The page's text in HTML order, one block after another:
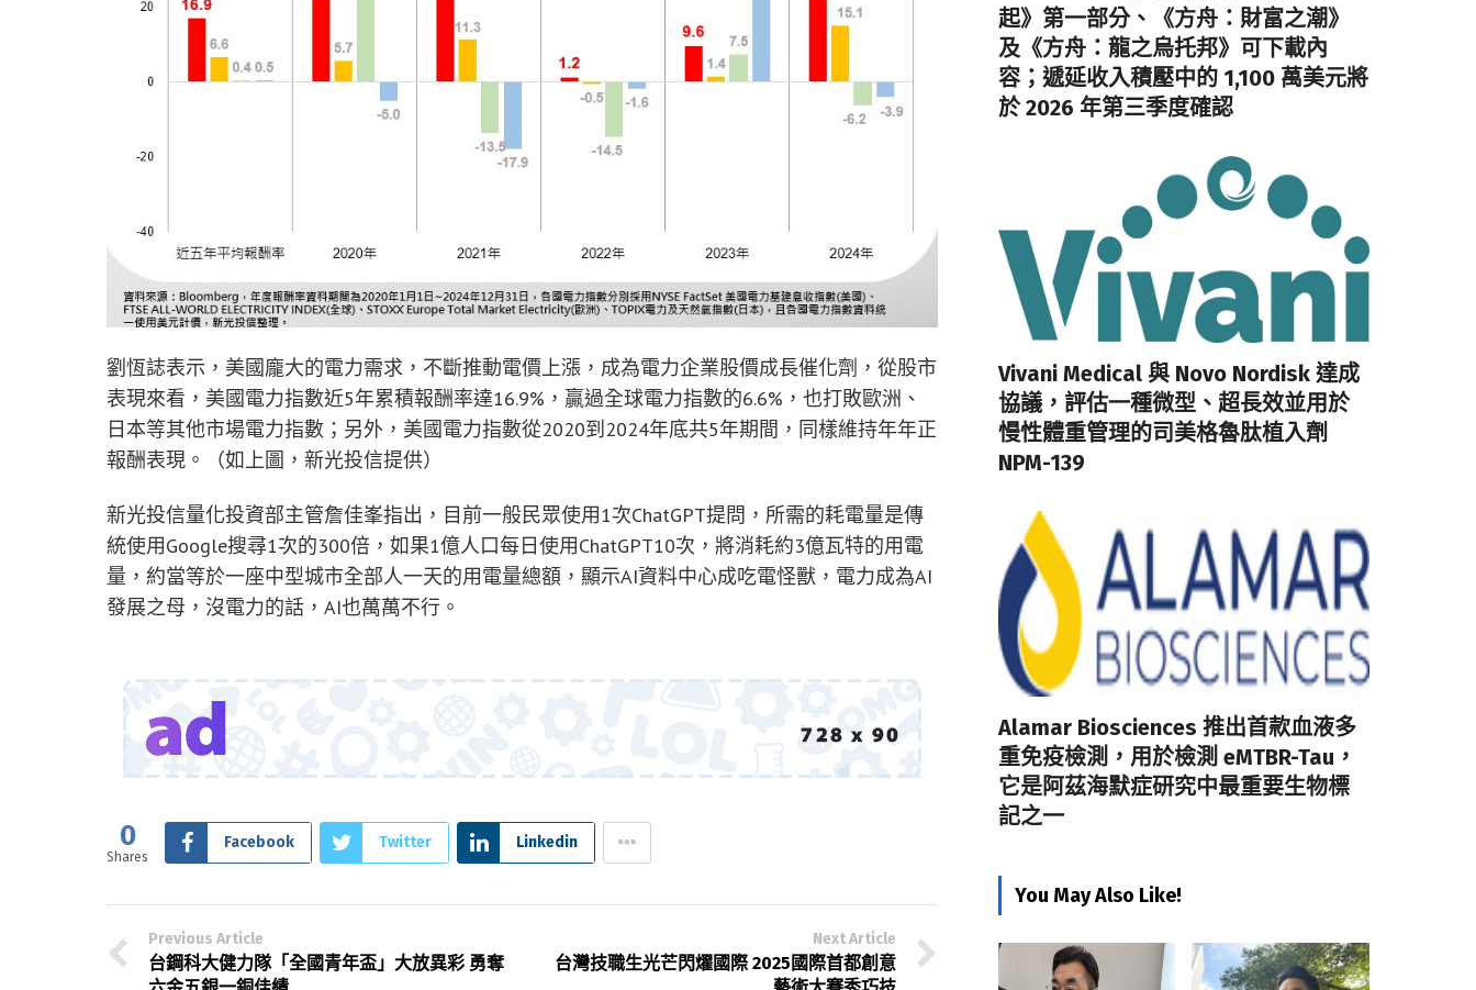
劉恆誌表示，美國龐大的電力需求，不斷推動電價上漲，成為電力企業股價成長催化劑，從股市
表現來看，美國電力指數近5年累積報酬率達16.9%，贏過全球電力指數的6.6%，也打敗歐洲、
日本等其他市場電力指數；另外，美國電力指數從2020到2024年底共5年期間，同樣維持年年正
報酬表現。（如上圖，新光投信提供）
新光投信量化投資部主管詹佳峯指出，目前一般民眾使用1次ChatGPT提問，所需的耗電量是傳
統使用Google搜尋1次的300倍，如果1億人口每日使用ChatGPT10次，將消耗約3億瓦特的用電
量，約當等於一座中型城市全部人一天的用電量總額，顯示AI資料中心成吃電怪獸，電力成為AI
發展之母，沒電力的話，AI也萬萬不行。
0
Shares
Facebook Twitter Linkedin
Previous Article
台鋼科大健力隊「全國青年盃」大放異彩 勇奪
Next Article
台灣技職生光芒閃燿國際 2025國際首都創意
起》第一部分、《方舟：財富之潮》
及《方舟：龍之烏托邦》可下載內
容；遞延收入積壓中的 1,100 萬美元將
於 2026 年第三季度確認
Vivani Medical 與 Novo Nordisk 達成
協議，評估一種微型、超長效並用於
慢性體重管理的司美格魯肽植入劑
NPM-139
Alamar Biosciences 推出首款血液多
重免疫檢測，用於檢測 eMTBR-Tau，
它是阿茲海默症研究中最重要生物標
記之一
You May Also Like!